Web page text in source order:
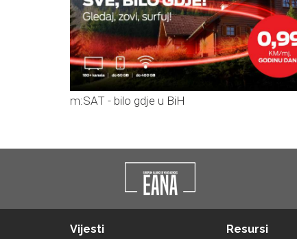
m:SAT - bilo gdje u BiH
Vijesti Resursi